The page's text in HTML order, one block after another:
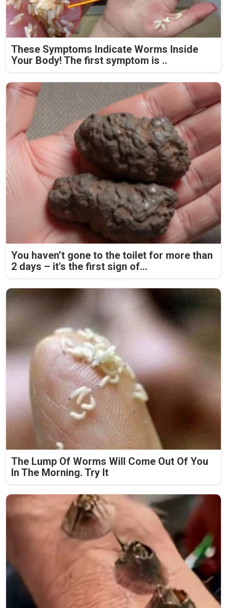
These Symptoms Indicate Worms Inside
Your Body! The first symptom is ..
You haven’t gone to the toilet for more than
2 days – it's the first sign of...
The Lump Of Worms Will Come Out Of You
In The Morning. Try It